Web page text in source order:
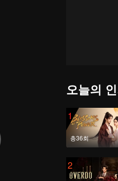
오늘의
1
총36회
2